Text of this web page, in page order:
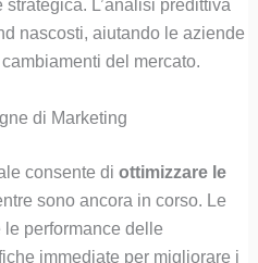
L’analisi predittiva
nascosti, aiutando le aziende
del mercato.
di Marketing
consente di ottimizzare le
sono ancora in corso. Le
performance delle
immediate per migliorare i